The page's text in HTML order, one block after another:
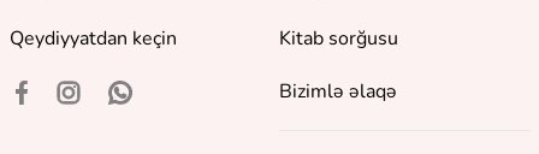
Qeydiyyatdan keçin
Kitab sorğusu
Bizimlə əlaqə